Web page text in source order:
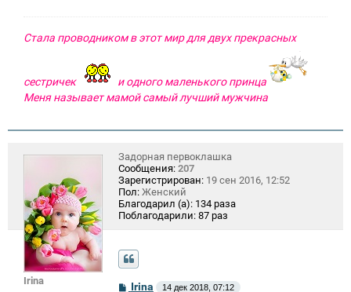
Стала проводником в этот мир для двух прекрасных
сестричек
и одного маленького принца
Меня называет мамой самый лучший мужчина
Irina
Задорная первоклашка
Сообщения: 207
Зарегистрирован: 19 сен 2016, 12:52
Пол: Женский
Благодарил (а): 134 раза
Поблагодарили: 87 раз
СIrina 14 дек 2018, 07:12